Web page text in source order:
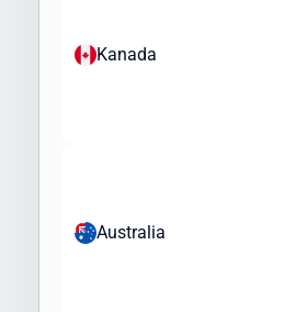
Senjata dan amunisi
Anda memenuhi semua persyaratan bea
Kanada
Australia